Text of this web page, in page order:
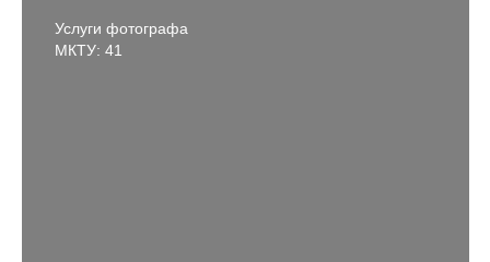
Услуги фотографа
МКТУ: 41